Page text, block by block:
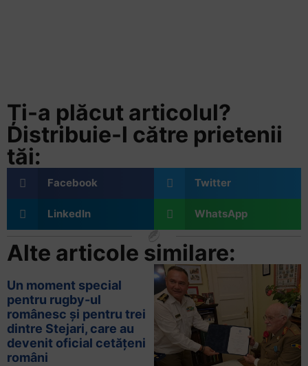
Ți-a plăcut articolul?
Distribuie-l către prietenii
tăi:
Facebook Twitter
LinkedIn WhatsApp
Alte articole similare:
Un moment special
pentru rugby-ul
românesc și pentru trei
dintre Stejari, care au
devenit oficial cetățeni
români